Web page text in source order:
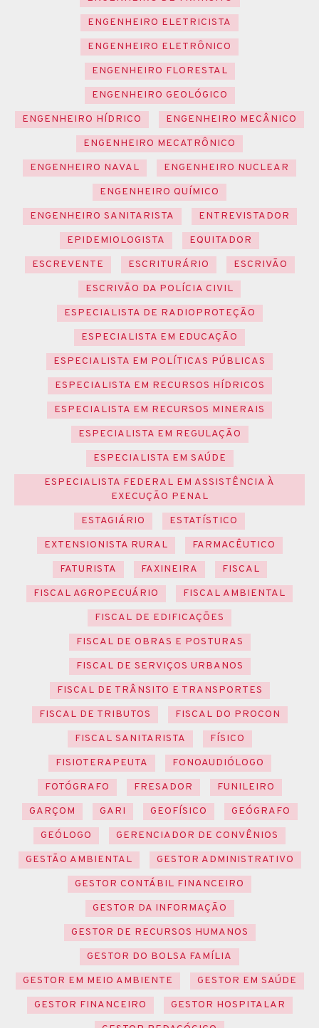
ENGENHEIRO ELETRICISTA
ENGENHEIRO ELETRÔNICO
ENGENHEIRO FLORESTAL
ENGENHEIRO GEOLÓGICO
ENGENHEIRO HÍDRICO
ENGENHEIRO MECÂNICO
ENGENHEIRO MECATRÔNICO
ENGENHEIRO NAVAL
ENGENHEIRO NUCLEAR
ENGENHEIRO QUÍMICO
ENGENHEIRO SANITARISTA
ENTREVISTADOR
EPIDEMIOLOGISTA
EQUITADOR
ESCREVENTE
ESCRITURÁRIO
ESCRIVÃO
ESCRIVÃO DA POLÍCIA CIVIL
ESPECIALISTA DE RADIOPROTEÇÃO
ESPECIALISTA EM EDUCAÇÃO
ESPECIALISTA EM POLÍTICAS PÚBLICAS
ESPECIALISTA EM RECURSOS HÍDRICOS
ESPECIALISTA EM RECURSOS MINERAIS
ESPECIALISTA EM REGULAÇÃO
ESPECIALISTA EM SAÚDE
ESPECIALISTA FEDERAL EM ASSISTÊNCIA À
EXECUÇÃO PENAL
ESTAGIÁRIO
ESTATÍSTICO
EXTENSIONISTA RURAL
FARMACÊUTICO
FATURISTA
FAXINEIRA
FISCAL
FISCAL AGROPECUÁRIO
FISCAL AMBIENTAL
FISCAL DE EDIFICAÇÕES
FISCAL DE OBRAS E POSTURAS
FISCAL DE SERVIÇOS URBANOS
FISCAL DE TRÂNSITO E TRANSPORTES
FISCAL DE TRIBUTOS
FISCAL DO PROCON
FISCAL SANITARISTA
FÍSICO
FISIOTERAPEUTA
FONOAUDIÓLOGO
FOTÓGRAFO
FRESADOR
FUNILEIRO
GARÇOM
GARI GEOFÍSICO
GEÓGRAFO
GEÓLOGO
GERENCIADOR DE CONVÊNIOS
GESTÃO AMBIENTAL
GESTOR ADMINISTRATIVO
GESTOR CONTÁBIL FINANCEIRO
GESTOR DA INFORMAÇÃO
GESTOR DE RECURSOS HUMANOS
GESTOR DO BOLSA FAMÍLIA
GESTOR EM MEIO AMBIENTE
GESTOR EM SAÚDE
GESTOR FINANCEIRO
GESTOR HOSPITALAR